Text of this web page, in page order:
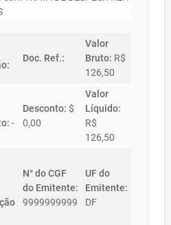
Doc. Ref.:
Valor
Bruto: R$
126,50
-
Desconto: $
0,00
Valor
Líquido:
R$
126,50
N° do CGF
do Emitente:
9999999999
UF do
Emitente:
DF